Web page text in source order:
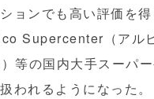
ョンでも高い評価を
Supercenter（アル
等の国内大手スーパ
われるようになった。